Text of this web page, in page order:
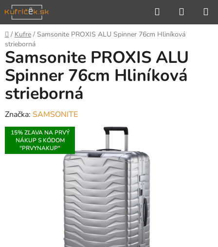
Prejsť
na
obsah
Hľadať
KOŠÍK
Domov
/ Kufre / Samsonite PROXIS ALU Spinner 76cm Hliníková
strieborná
Samsonite PROXIS ALU
Spinner 76cm Hliníková
strieborná
Značka: SAMSONITE
15% ZĽAVA NA PRVÝ
NÁKUP S KÓDOM
"PRVYNAKUP"